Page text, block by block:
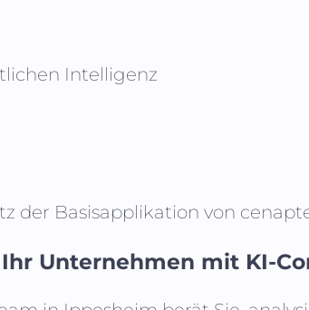
Intelligenz
der Basisapplikation von
Unternehmen mit KI-